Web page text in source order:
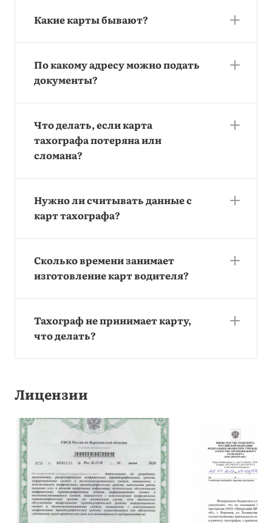
Какие карты бывают?
По какому адресу можно подать
документы?
Что делать, если карта
тахографа потеряна или
сломана?
Нужно ли считывать данные с
карт тахографа?
Сколько времени занимает
изготовление карт водителя?
Тахограф не принимает карту,
что делать?
Лицензии